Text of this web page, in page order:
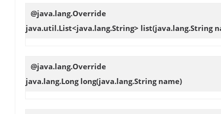
@java.lang.Override
java.util.List<java.lang.String> list(java.lang.String
@java.lang.Override
java.lang.Long long(java.lang.String name)